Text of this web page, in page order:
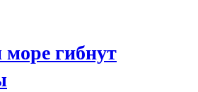
гибнут